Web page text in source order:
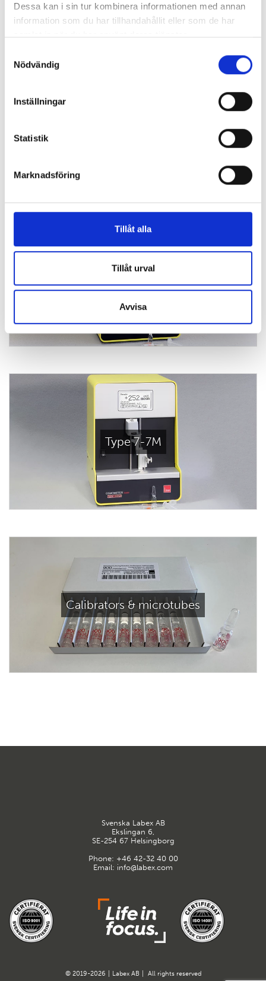
Dessa kan i sin tur kombinera informationen med annan
information som du har tillhandahållit eller som de har
samlat in när du har använt deras tjänster.
Nödvändig
Inställningar
Statistik
Marknadsföring
Tillåt alla
Tillåt urval
Avvisa
SIMILAR PRODUCTS
Type 7-7M
Calibrators & microtubes
Svenska Labex AB
Ekslingan 6,
SE-254 67 Helsingborg
Phone: +46 42-32 40 00
Email: info@labex.com
© 2019-2026 Labex AB
All rights reserved